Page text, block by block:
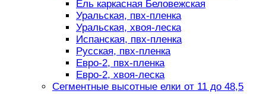
Ель каркасная Беловежская
Уральская, пвх-пленка
Уральская, хвоя-леска
Испанская, пвх-пленка
Русская, пвх-пленка
Евро-2, пвх-пленка
Евро-2, хвоя-леска
Сегментные высотные елки от 11 до 48,5